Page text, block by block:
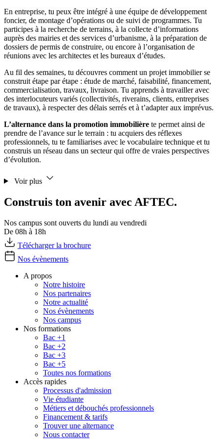
En entreprise, tu peux être intégré à une équipe de développement
foncier, de montage d’opérations ou de suivi de programmes. Tu
participes à la recherche de terrains, à la collecte d’informations
auprès des mairies et des services d’urbanisme, à la préparation de
dossiers de permis de construire, ou encore à l’organisation de
réunions avec les architectes et les bureaux d’études.
Au fil des semaines, tu découvres comment un projet immobilier se
construit étape par étape : étude de marché, faisabilité, financement,
commercialisation, travaux, livraison. Tu apprends à travailler avec
des interlocuteurs variés (collectivités, riverains, clients, entreprises
de travaux), à respecter des délais serrés et à t’adapter aux imprévus.
L’alternance dans la promotion immobilière te permet ainsi de
prendre de l’avance sur le terrain : tu acquiers des réflexes
professionnels, tu te familiarises avec le vocabulaire technique et tu
construis un réseau dans un secteur qui offre de vraies perspectives
d’évolution.
Voir plus
Construis ton avenir avec AFTEC.
Nos campus sont ouverts du lundi au vendredi
De 08h à 18h
Télécharger la brochure
Nos évènements
A propos
Notre histoire
Nos partenaires
Notre actualité
Nos évènements
Nos campus
Nos formations
Bac +1
Bac +2
Bac +3
Bac +5
Toutes nos formations
Accès rapides
Processus d'admission
Vie étudiante
Métiers et débouchés professionnels
Financement & tarifs
Trouver une alternance
Nous contacter